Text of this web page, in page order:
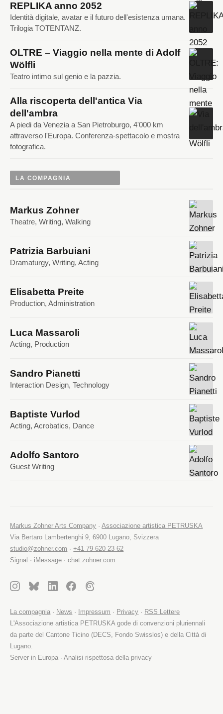
REPLIKA anno 2052
Identità digitale, avatar e il futuro dell'esistenza umana.
Trilogia TOTENTANZ.
OLTRE – Viaggio nella mente di Adolf
Wölfli
Teatro intimo sul genio e la pazzia.
Alla riscoperta dell'antica Via
dell'ambra
A piedi da Venezia a San Pietroburgo, 4'000 km
attraverso l'Europa. Conferenza-spettacolo e mostra
fotografica.
LA COMPAGNIA
Markus Zohner
Theatre, Writing, Walking
Patrizia Barbuiani
Dramaturgy, Writing, Acting
Elisabetta Preite
Production, Administration
Luca Massaroli
Acting, Production
Sandro Pianetti
Interaction Design, Technology
Baptiste Vurlod
Acting, Acrobatics, Dance
Adolfo Santoro
Guest Writing
Markus Zohner Arts Company ·Associazione artistica PETRUSKA
Via Bertaro Lambertenghi 9, 6900 Lugano, Svizzera
studio@zohner.com ·+41 79 620 23 62
Signal · iMessage ·chat.zohner.com
La compagnia · News · Impressum · Privacy · RSS Lettere
L'Associazione artistica PETRUSKA gode di convenzioni pluriennali
da parte del Cantone Ticino (DECS, Fondo Swisslos) e della Città di
Lugano.
Server in Europa · Analisi rispettosa della privacy